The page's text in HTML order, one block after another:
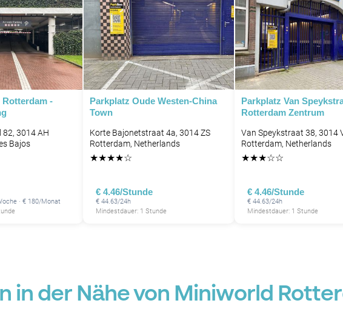
P
Rotterdam -
82, 3014 AH
Bajos
· € 180/Monat
Parkplatz Oude Westen-China
Town
Korte Bajonetstraat 4a, 3014 ZS
Rotterdam, Netherlands
★★★★☆
€ 4.46/Stunde
€ 44.63/24h
Mindestdauer: 1 Stunde
Parkplatz Van
Rotterdam Zentrum
Van Speykstraat 38, 3014
Rotterdam, Netherlands
★★★☆☆
€ 4.46/Stunde
€ 44.63/24h
Mindestdauer: 1 Stunde
in der Nähe von Miniworld